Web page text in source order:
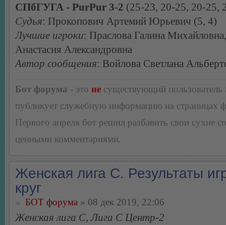
СПбГУГА - PurPur 3-2 (25-23, 20-25, 20-25,
Судья: Прокопович Артемий Юрьевич (5, 4)
Лучшие игроки: Праслова Галина
Анастасия Александровна
Автор сообщения: Войлова Светлана
Бот форума - это не существующий пользователь
публикует служебную информацию на страницах
Первого апреля бот решил разбавить свои сухие
ценными комментариями.
Женская лига С. Результаты
круг
БОТ форума » 08 дек 2019, 22:06
Женская лига С, Лига С Центр-2